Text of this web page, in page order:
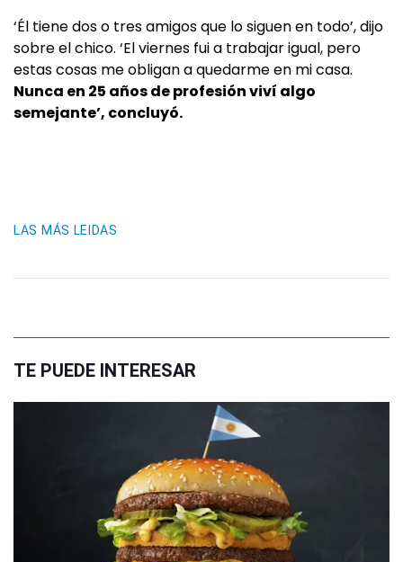
‘Él tiene dos o tres amigos que lo siguen en todo’, dijo
sobre el chico. ‘El viernes fui a trabajar igual, pero
estas cosas me obligan a quedarme en mi casa.
Nunca en 25 años de profesión viví algo
semejante’, concluyó.
LAS MÁS LEIDAS
TE PUEDE INTERESAR